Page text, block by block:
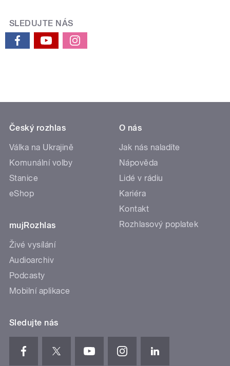
SLEDUJTE NÁS
Český rozhlas
Válka na Ukrajině
Komunální volby
Stanice
eShop
mujRozhlas
Živé vysílání
Audioarchiv
Podcasty
Mobilní aplikace
O nás
Jak nás naladíte
Nápověda
Lidé v rádiu
Kariéra
Kontakt
Rozhlasový poplatek
Sledujte nás